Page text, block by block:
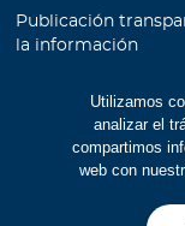
Utilizamos
analizar el
compartimos
web con
Publicación
la información
Educación
Cookies
Manual de